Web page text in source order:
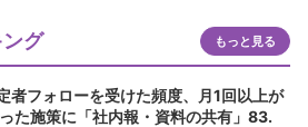
グ もっと見る
者フォローを受けた頻度、月1回以上が
施策に「社内報・資料の共有」83.